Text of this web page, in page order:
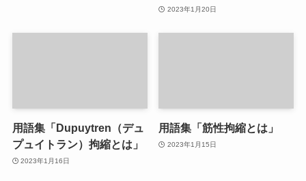
2023年1月20日
用語集「Dupuytren（デュ
プュイトラン）拘縮とは」
2023年1月16日
用語集「筋性拘縮とは」
2023年1月15日